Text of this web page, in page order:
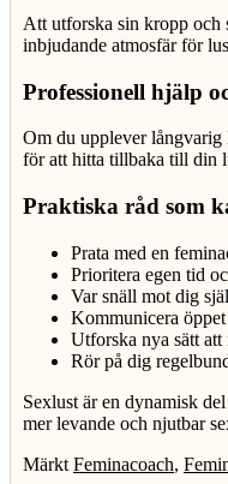
Att utforska sin kropp och
inbjudande atmosfär för
Professionell hjälp
Om du upplever långvarig
för att hitta tillbaka till din
Praktiska råd som
Prata med en
Prioritera egen tid
Var snäll mot dig
Kommunicera
Utforska nya sätt att
Rör på dig
Sexlust är en dynamisk
mer levande och njutbar
Märkt Feminacoach,